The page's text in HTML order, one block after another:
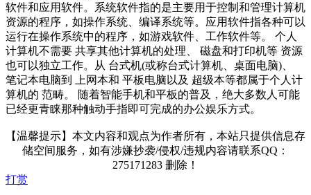
软件和应用软件。系统软件指的是主要用于控制和管理计算机
资源的程序，如操作系统、编译系统等。应用软件指各种可以
运行在操作系统中的程序，如游戏软件、工作软件等。 个人
计算机不需要 共享其他计算机的处理、 磁盘和打印机等 资源
也可以独立工作。从 台式机(或称台式计算机、桌面电脑)、
笔记本电脑到 上网本和 平板电脑以及 超级本等都属于个人计
算机的 范畴。 随着智能手机和平板的普及，绝大多数人可能
已经更青睐那种触动手指即可完成的办公娱乐方式。
【温馨提示】本文内容和观点为作者所有，本站只提供信息存
储空间服务，如有涉嫌抄袭/侵权/违规内容请联系QQ：
275171283 删除！
打赏